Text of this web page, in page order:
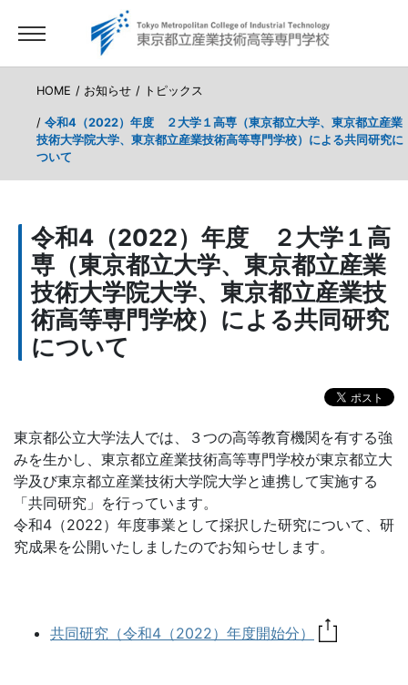
HOME お知らせ トピックス
令和4（2022）年度 ２大学１高専（東京都立大学、東京都立産業
技術大学院大学、東京都立産業技術高等専門学校）による共同研究に
ついて
令和4（2022）年度 ２大学１高
専（東京都立大学、東京都立産業
技術大学院大学、東京都立産業技
術高等専門学校）による共同研究
について
東京都公立大学法人では、３つの高等教育機関を有する強
みを生かし、東京都立産業技術高等専門学校が東京都立大
学及び東京都立産業技術大学院大学と連携して実施する
「共同研究」を行っています。
令和4（2022）年度事業として採択した研究について、研
究成果を公開いたしましたのでお知らせします。
共同研究（令和4（2022）年度開始分）